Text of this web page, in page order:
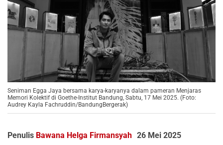
Seniman Egga Jaya bersama karya-karyanya dalam pameran Menjaras
Memori Kolektif di Goethe-Institut Bandung, Sabtu, 17 Mei 2025. (Foto:
Audrey Kayla Fachruddin/BandungBergerak)
Penulis Bawana Helga Firmansyah 26 Mei 2025